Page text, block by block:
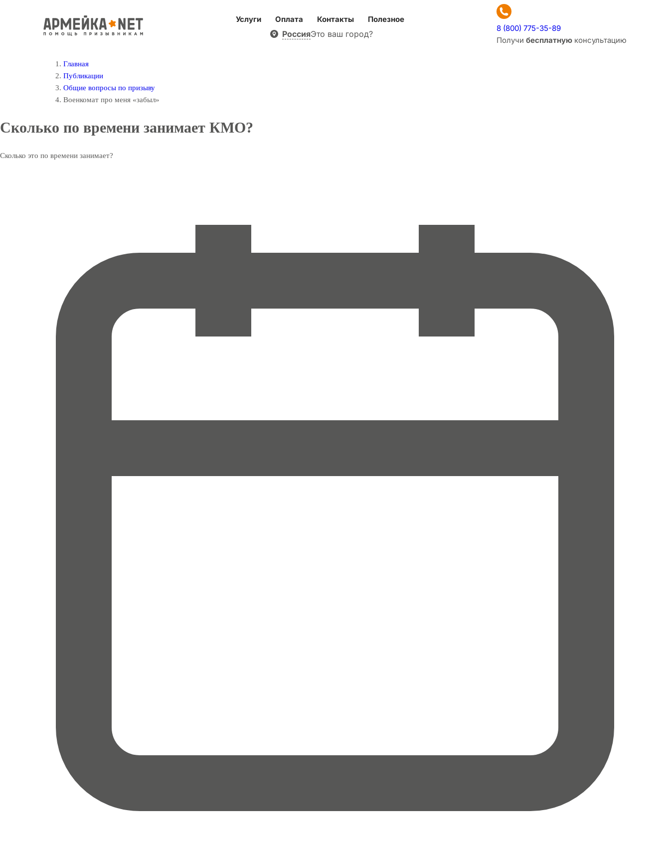
Услуги Оплата Контакты Полезное
РоссияЭто ваш город?
8 (800) 775-35-89
Получи бесплатную консультацию
Главная
Публикации
Общие вопросы по призыву
Военкомат про меня «забыл»
Сколько по времени занимает КМО?
Сколько это по времени занимает?